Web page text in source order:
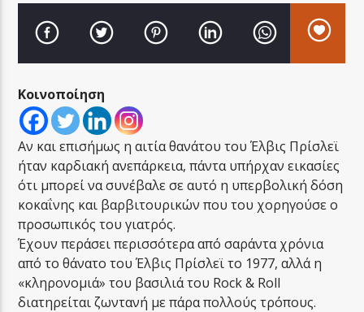
LA FAMIGLIA ΝΗΣΙΩΤΙΚΑ
Κοινοποίηση
Αν και επισήμως η αιτία θανάτου του Έλβις Πρίσλεϊ
ήταν καρδιακή ανεπάρκεια, πάντα υπήρχαν εικασίες
ότι μπορεί να συνέβαλε σε αυτό η υπερβολική δόση
κοκαΐνης και βαρβιτουρικών που του χορηγούσε ο
προσωπικός του γιατρός.
Έχουν περάσει περισσότερα από σαράντα χρόνια
από το θάνατο του Έλβις Πρίσλεϊ το 1977, αλλά η
«κληρονομιά» του βασιλιά του Rock & Roll
διατηρείται ζωντανή με πάρα πολλούς τρόπους.